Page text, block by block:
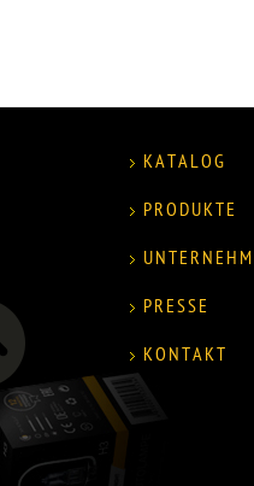
KATALOG
PRODUKTE
PRESSE
KONTAKT